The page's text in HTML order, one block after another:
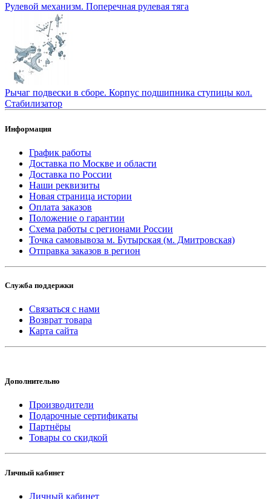
Рулевой механизм. Поперечная рулевая тяга
Рычаг подвески в сборе. Корпус подшипника ступицы кол.
Стабилизатор
Информация
График работы
Доставка по Москве и области
Доставка по России
Наши реквизиты
Новая страница истории
Оплата заказов
Положение о гарантии
Схема работы с регионами России
Точка самовывоза м. Бутырская (м. Дмитровская)
Отправка заказов в регион
Служба поддержки
Связаться с нами
Возврат товара
Карта сайта
Дополнительно
Производители
Подарочные сертификаты
Партнёры
Товары со скидкой
Личный кабинет
Личный кабинет